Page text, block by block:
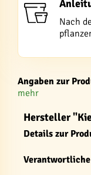
Nach
Angaben zur
mehr
Hersteller
Details zur